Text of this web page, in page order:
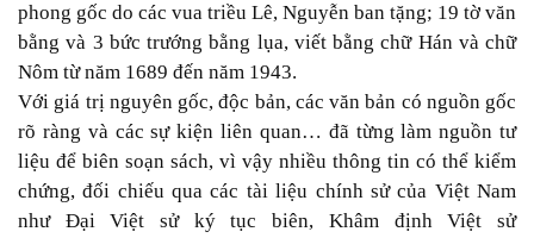
phong gốc do các vua triều Lê, Nguyễn ban tặng; 19 tờ văn
bằng và 3 bức trướng bằng lụa, viết bằng chữ Hán và chữ
Nôm từ năm 1689 đến năm 1943.
Với giá trị nguyên gốc, độc bản, các văn bản có nguồn gốc
rõ ràng và các sự kiện liên quan… đã từng làm nguồn tư
liệu để biên soạn sách, vì vậy nhiều thông tin có thể kiểm
chứng, đối chiếu qua các tài liệu chính sử của Việt Nam
như Đại Việt sử ký tục biên, Khâm định Việt sử